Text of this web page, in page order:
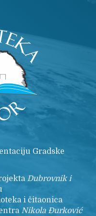
Gradske
Dubrovnik i
i čitaonica
Nikola Đurković